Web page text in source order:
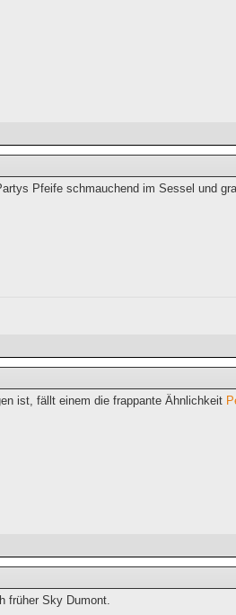
Pfeife schmauchend im Sessel und
ist, fällt einem die frappante Ähnlichkeit
früher Sky Dumont.